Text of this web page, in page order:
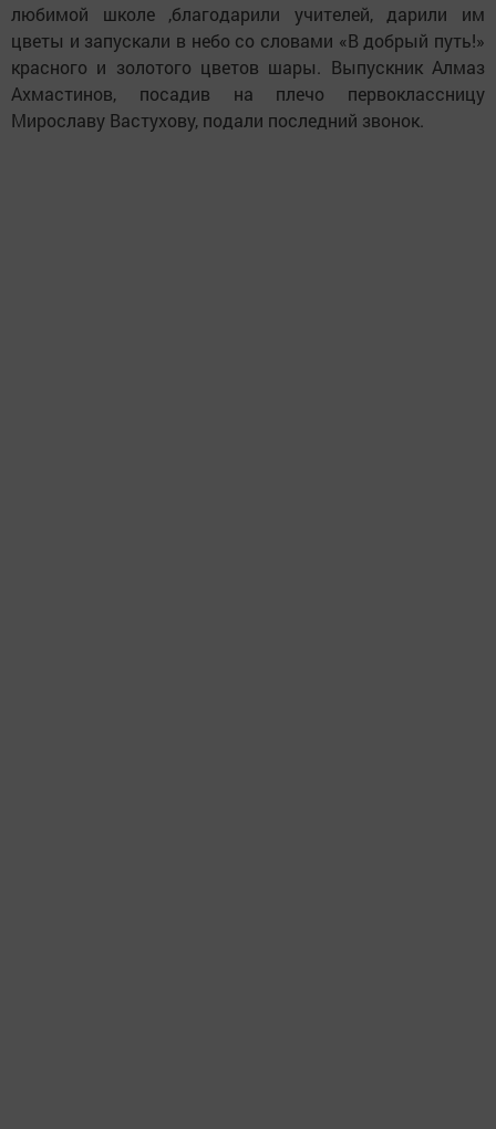
любимой школе ,благодарили учителей, дарили им
цветы и запускали в небо со словами «В добрый путь!»
красного и золотого цветов шары. Выпускник Алмаз
Ахмастинов, посадив на плечо первоклассницу
Мирославу Вастухову, подали последний звонок.